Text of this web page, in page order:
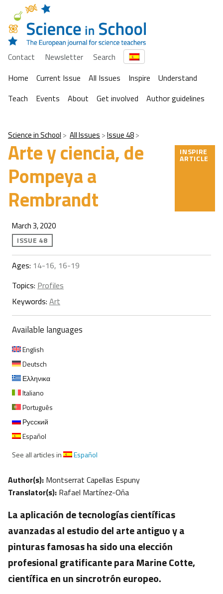
Contact Newsletter
Search
Home
Current Issue All Issues Inspire
Understand
Teach
Events About Get involved Author guidelines
Science in School All Issues Issue 48
Arte y ciencia, de
Pompeya a
Rembrandt
INSPIRE
ARTICLE
March 3, 2020
ISSUE 48
Ages: 14-16, 16-19
Topics: Profiles
Keywords: Art
Available languages
English
Deutsch
Ελληνικα
Italiano
Português
Русский
Español
See all articles in
Español
Author(s): Montserrat Capellas Espuny
Translator(s): Rafael Martínez-Oña
La aplicación de tecnologías científicas
avanzadas al estudio del arte antiguo y a
pinturas famosas ha sido una elección
profesional gratificante para Marine Cotte,
científica en un sincrotrón europeo.